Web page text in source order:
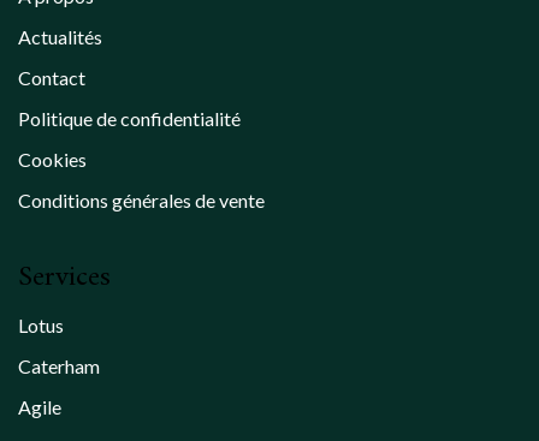
Actualités
Contact
Politique de confidentialité
Cookies
Conditions générales de vente
Services
Lotus
Caterham
Agile